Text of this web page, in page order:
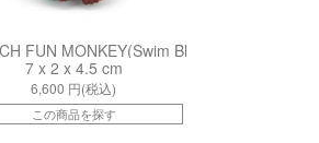
FUN MONKEY(Swim Blue)
7 x 2 x 4.5 cm
6,600 円(税込)
この商品を探す